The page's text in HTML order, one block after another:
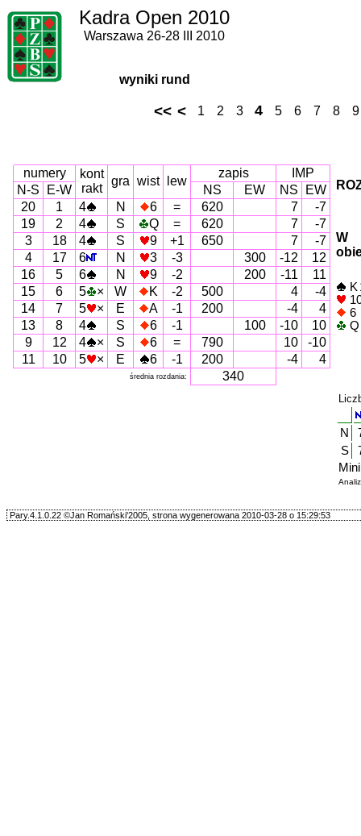
Kadra Open 2010
Warszawa 26-28 III 2010
wyniki rund
<< < 1 2 3 4 5 6 7 8 9
numery
kont
rakt
gra wist lew
zapis
IMP
N-S
E-W NS EW NS
EW
20
1 4 N 6 = 620 7
-7
19
2 4 S Q = 620 7
-7
3
18 4 S 9 +1 650 7
-7
4
17 6 N 3 -3 300 -12
12
16
5 6 N 9 -2 200 -11
11
15
6 5 × W K -2 500 4
-4
14
7 5 × E A -1 200 -4
4
13
8 4 S 6 -1 100 -10
10
9
12 4 × S 6 = 790 10
-10
11
10 5 × E 6 -1 200 -4 4
średnia rozdania: 340
W
K
6
Q
N
S
Pary.4.1.0.22 ©Jan Romański'2005, strona wygenerowana 2010-03-28 o 15:29:53